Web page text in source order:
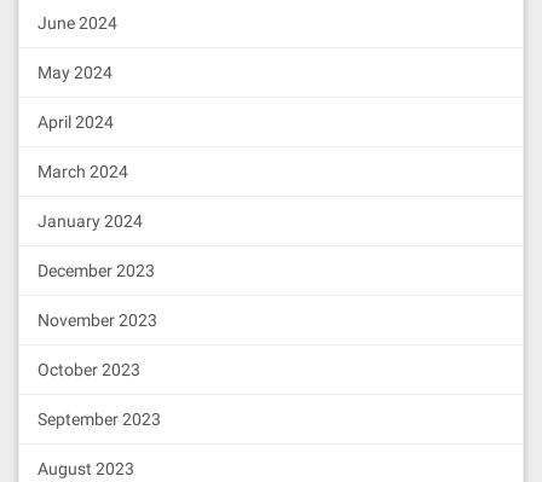
June 2024
May 2024
April 2024
March 2024
January 2024
December 2023
November 2023
October 2023
September 2023
August 2023